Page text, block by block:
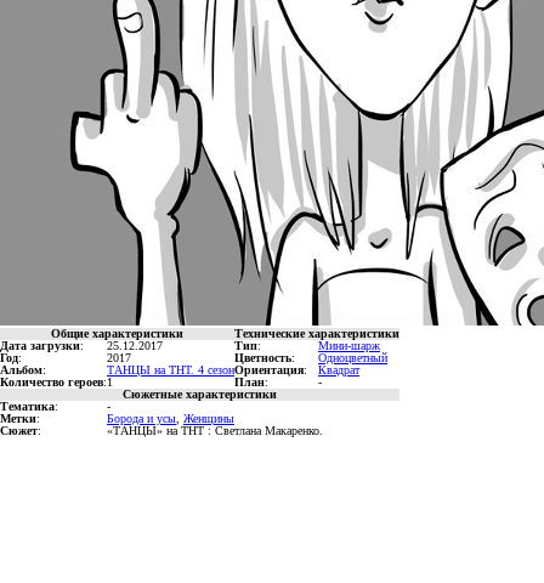
Общие характеристики
Технические характеристики
Дата загрузки: 25.12.2017 Тип:
Мини-шарж
Год: 2017 Цветность:
Одноцветный
Альбом: ТАНЦЫ на ТНТ. 4 сезонОриентация:
Квадрат
Количество героев:1 План:
-
Сюжетные характеристики
Тематика:
-
Метки: Борода и усы Женщины
Сюжет: «ТАНЦЫ» на ТНТ : Светлана Макаренко.